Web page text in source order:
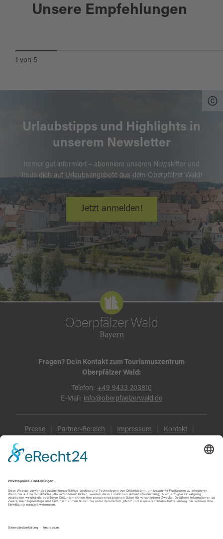
Unsere Empfehlungen
ERLEBNISWELT VULKANE UND
1 von 5
Urlaubstipps und Highlights in
unserem Newsletter
Immer gut informiert – abonniere unseren Newsletter und
freue dich auf Urlaubsangebote aus dem Oberpfälzer Wald!
Jetzt anmelden!
Fragen? Dein Kontakt zum Tourismuszentrum
Oberpfälzer Wald:
Telefon: +49 9433 203810
E-Mail: info@oberpfaelzerwald.de
Presse Partner-Bereich Impressum Kontakt
Datenschutz